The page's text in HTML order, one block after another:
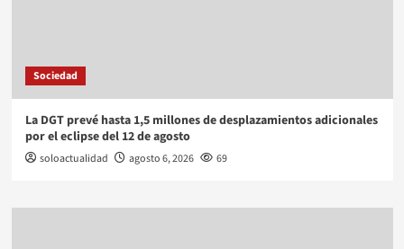
Sociedad
La DGT prevé hasta 1,5 millones de desplazamientos adicionales
por el eclipse del 12 de agosto
soloactualidad agosto 6, 2026 69